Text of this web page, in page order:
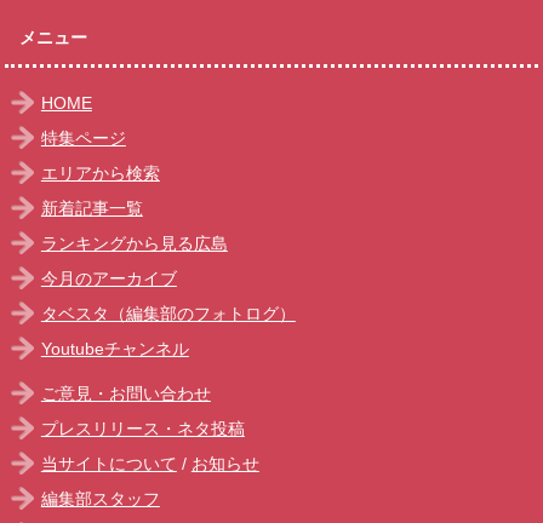
メニュー
HOME
特集ページ
エリアから検索
新着記事一覧
ランキングから見る広島
今月のアーカイブ
タベスタ（編集部のフォトログ）
Youtubeチャンネル
ご意見・お問い合わせ
プレスリリース・ネタ投稿
当サイトについて / お知らせ
編集部スタッフ